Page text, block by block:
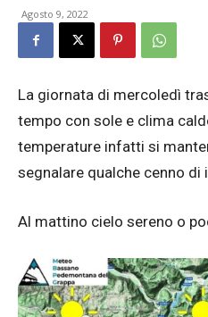
Agosto 9, 2022
La giornata di mercoledì
tempo con sole e clima
temperature infatti si
segnalare qualche cenno
Al mattino cielo sereno o